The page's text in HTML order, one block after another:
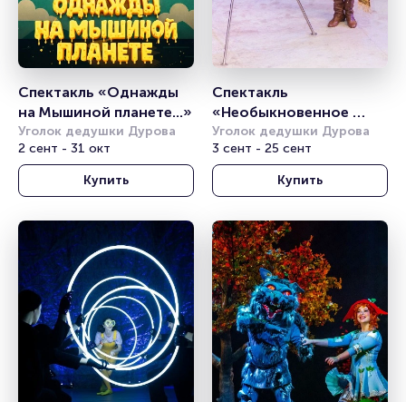
Спектакль «Однажды
на Мышиной планете...»
Уголок дедушки Дурова
2 сент - 31 окт
Купить
Спектакль
«Необыкновенное
путешествие»
Уголок дедушки Дурова
3 сент - 25 сент
Купить